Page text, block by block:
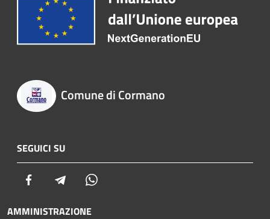
Comune di Cormano
SEGUICI SU
Facebook Telegram
AMMINISTRAZIONE